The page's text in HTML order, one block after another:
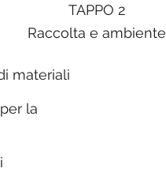
TAPPO 2
Raccolta e ambiente
materiali
la